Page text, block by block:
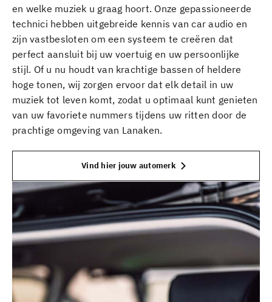
en welke muziek u graag hoort. Onze gepassioneerde
technici hebben uitgebreide kennis van car audio en
zijn vastbesloten om een systeem te creëren dat
perfect aansluit bij uw voertuig en uw persoonlijke
stijl. Of u nu houdt van krachtige bassen of heldere
hoge tonen, wij zorgen ervoor dat elk detail in uw
muziek tot leven komt, zodat u optimaal kunt genieten
van uw favoriete nummers tijdens uw ritten door de
prachtige omgeving van Lanaken.
Vind hier jouw automerk